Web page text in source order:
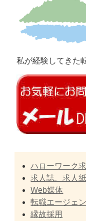
私が経験してきた
ハローワーク
求人誌、求人紙
Web媒体
転職エージェ
縁故採用